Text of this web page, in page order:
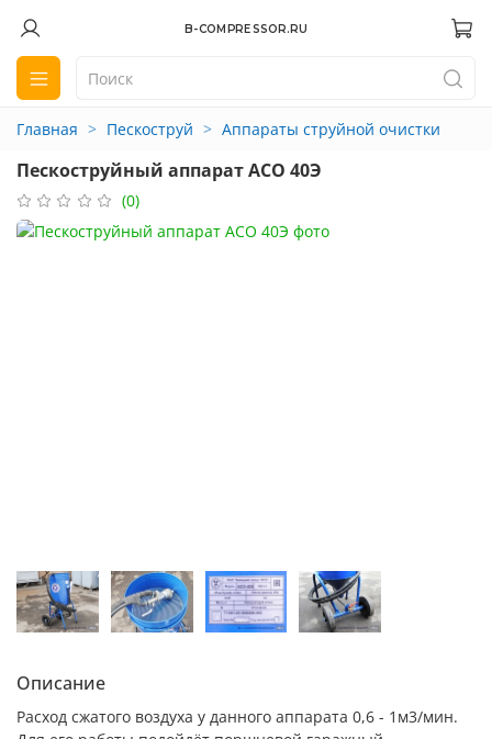
B-COMPRESSOR.RU
Главная Пескоструй Аппараты струйной очистки
Пескоструйный аппарат АСО 40Э
(0)
Описание
Расход сжатого воздуха у данного аппарата 0,6 - 1м3/мин.